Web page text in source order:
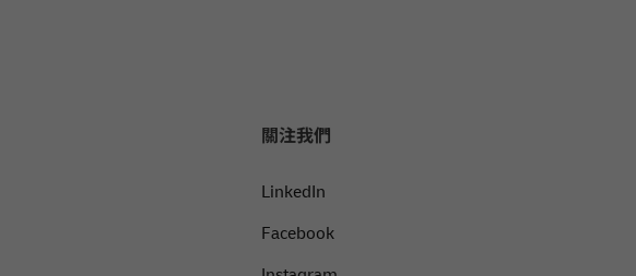
關注我們
LinkedIn
Facebook